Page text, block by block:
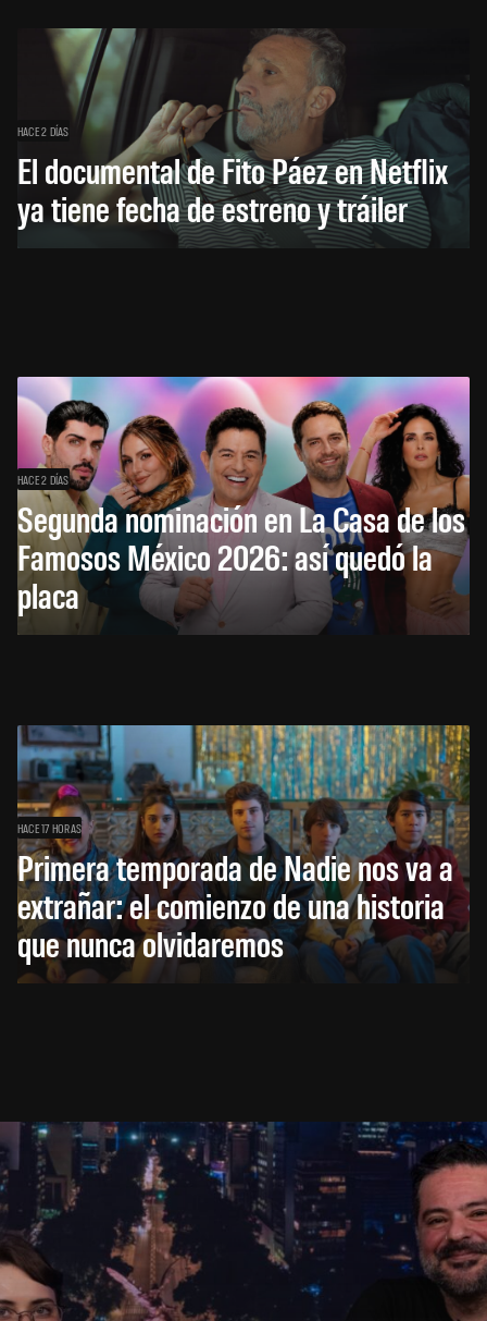
HACE 2 DÍAS
El documental de Fito Páez en Netflix
ya tiene fecha de estreno y tráiler
HACE 2 DÍAS
Segunda nominación en La Casa de los
Famosos México 2026: así quedó la
placa
HACE 17 HORAS
Primera temporada de Nadie nos va a
extrañar: el comienzo de una historia
que nunca olvidaremos